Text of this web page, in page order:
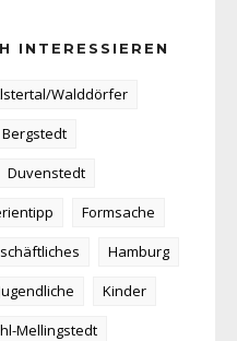
INTERESSIEREN
Walddörfer
Bergstedt
Duvenstedt
Formsache
Hamburg
Kinder
Mellingstedt